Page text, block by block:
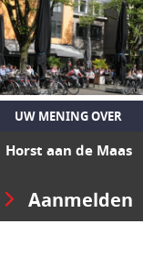
UW MENING OVER
Horst aan de Maas
Aanmelden